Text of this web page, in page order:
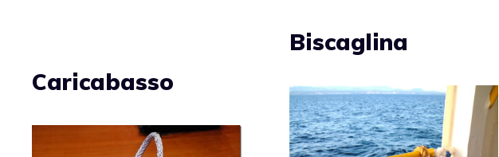
Biscaglina
Caricabasso